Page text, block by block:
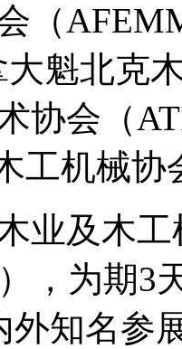
（
魁北克
协会（
工机械
业及木
，为期3
外知名参